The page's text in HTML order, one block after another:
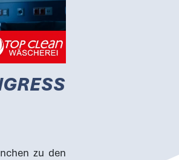
zu den